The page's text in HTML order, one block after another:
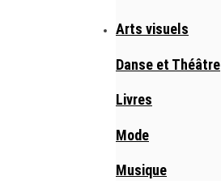
Arts visuels
Danse et Théâtre
Livres
Mode
Musique